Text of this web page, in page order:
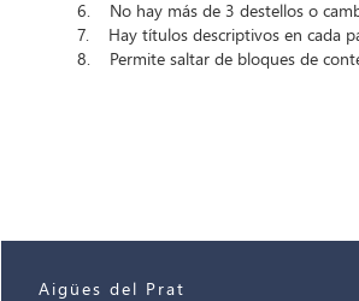
6. No hay más de 3 destellos o
7. Hay títulos descriptivos en cada
8. Permite saltar de bloques de
Aigües del Prat